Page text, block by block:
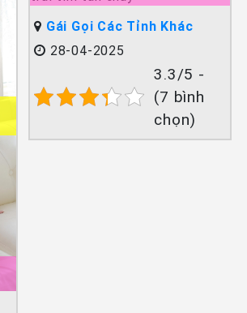
Gái Gọi Các Tỉnh Khác
28-04-2025
3.3/5 -
(7 bình
chọn)